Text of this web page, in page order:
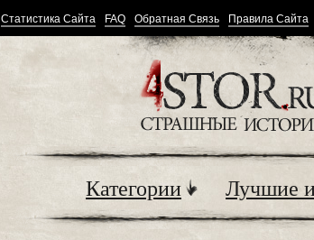
Статистика Сайта FAQ Обратная Связь Правила Сайта
Категории Лучшие